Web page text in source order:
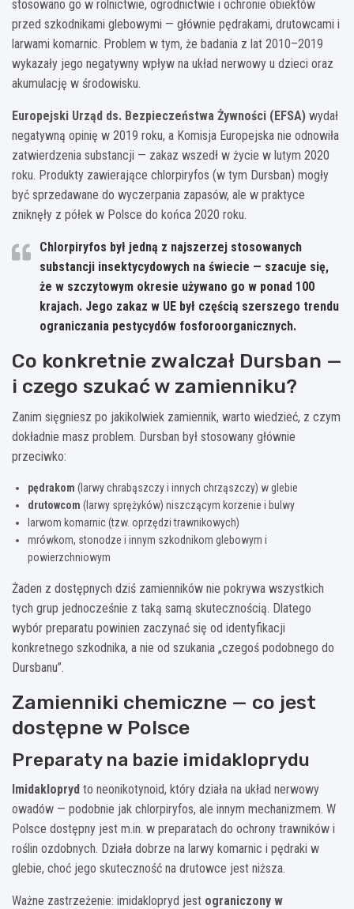
stosowano go w rolnictwie, ogrodnictwie i ochronie obiektów
przed szkodnikami glebowymi — głównie pędrakami, drutowcami i
larwami komarnic. Problem w tym, że badania z lat 2010–2019
wykazały jego negatywny wpływ na układ nerwowy u dzieci oraz
akumulację w środowisku.
Europejski Urząd ds. Bezpieczeństwa Żywności (EFSA) wydał
negatywną opinię w 2019 roku, a Komisja Europejska nie odnowiła
zatwierdzenia substancji — zakaz wszedł w życie w lutym 2020
roku. Produkty zawierające chlorpiryfos (w tym Dursban) mogły
być sprzedawane do wyczerpania zapasów, ale w praktyce
zniknęły z półek w Polsce do końca 2020 roku.
Chlorpiryfos był jedną z najszerzej stosowanych
substancji insektycydowych na świecie — szacuje się,
że w szczytowym okresie używano go w ponad 100
krajach. Jego zakaz w UE był częścią szerszego trendu
ograniczania pestycydów fosforoorganicznych.
Co konkretnie zwalczał Dursban —
i czego szukać w zamienniku?
Zanim sięgniesz po jakikolwiek zamiennik, warto wiedzieć, z czym
dokładnie masz problem. Dursban był stosowany głównie
przeciwko:
pędrakom (larwy chrabąszczy i innych chrząszczy) w glebie
drutowcom (larwy sprężyków) niszczącym korzenie i bulwy
larwom komarnic (tzw. oprzędzi trawnikowych)
mrówkom, stonodze i innym szkodnikom glebowym i
powierzchniowym
Żaden z dostępnych dziś zamienników nie pokrywa wszystkich
tych grup jednocześnie z taką samą skutecznością. Dlatego
wybór preparatu powinien zaczynać się od identyfikacji
konkretnego szkodnika, a nie od szukania „czegoś podobnego do
Dursbanu”.
Zamienniki chemiczne — co jest
dostępne w Polsce
Preparaty na bazie imidakloprydu
Imidaklopryd to neonikotynoid, który działa na układ nerwowy
owadów — podobnie jak chlorpiryfos, ale innym mechanizmem. W
Polsce dostępny jest m.in. w preparatach do ochrony trawników i
roślin ozdobnych. Działa dobrze na larwy komarnic i pędraki w
glebie, choć jego skuteczność na drutowce jest niższa.
Ważne zastrzeżenie: imidaklopryd jest ograniczony w